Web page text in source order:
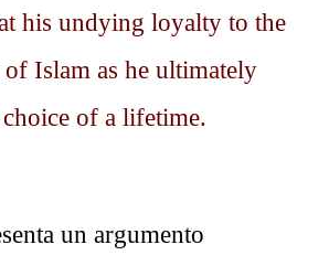
his undying loyalty to the
of Islam as he ultimately
of a lifetime.
un argumento